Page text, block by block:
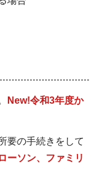
New!令和3年度か
要の手続きをして
ローソン、ファミリ